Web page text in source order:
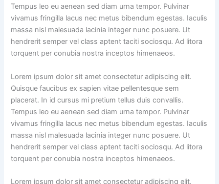
Tempus leo eu aenean sed diam urna tempor. Pulvinar
vivamus fringilla lacus nec metus bibendum egestas. Iaculis
massa nisl malesuada lacinia integer nunc posuere. Ut
hendrerit semper vel class aptent taciti sociosqu. Ad litora
torquent per conubia nostra inceptos himenaeos.
Lorem ipsum dolor sit amet consectetur adipiscing elit.
Quisque faucibus ex sapien vitae pellentesque sem
placerat. In id cursus mi pretium tellus duis convallis.
Tempus leo eu aenean sed diam urna tempor. Pulvinar
vivamus fringilla lacus nec metus bibendum egestas. Iaculis
massa nisl malesuada lacinia integer nunc posuere. Ut
hendrerit semper vel class aptent taciti sociosqu. Ad litora
torquent per conubia nostra inceptos himenaeos.
Lorem ipsum dolor sit amet consectetur adipiscing elit.